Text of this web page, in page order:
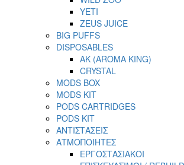
YETI
ZEUS JUICE
BIG PUFFS
DISPOSABLES
AK (AROMA KING)
CRYSTAL
MODS BOX
MODS KIT
PODS CARTRIDGES
PODS KIT
ΑΝΤΙΣΤΑΣΕΙΣ
ΑΤΜΟΠΟΙΗΤΕΣ
ΕΡΓΟΣΤΑΣΙΑΚΟΙ